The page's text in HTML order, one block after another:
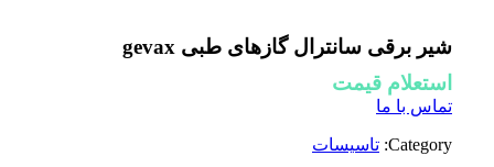
شیر برقی سانترال گازهای طبی gevax
استعلام قیمت
تماس با ما
Category: تاسیسات